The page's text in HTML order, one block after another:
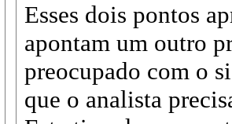
Esses dois pontos
apontam um outro
preocupado com o
que o analista